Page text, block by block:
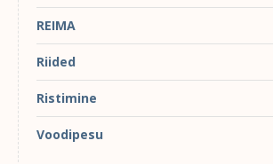
REIMA
Riided
Ristimine
Voodipesu